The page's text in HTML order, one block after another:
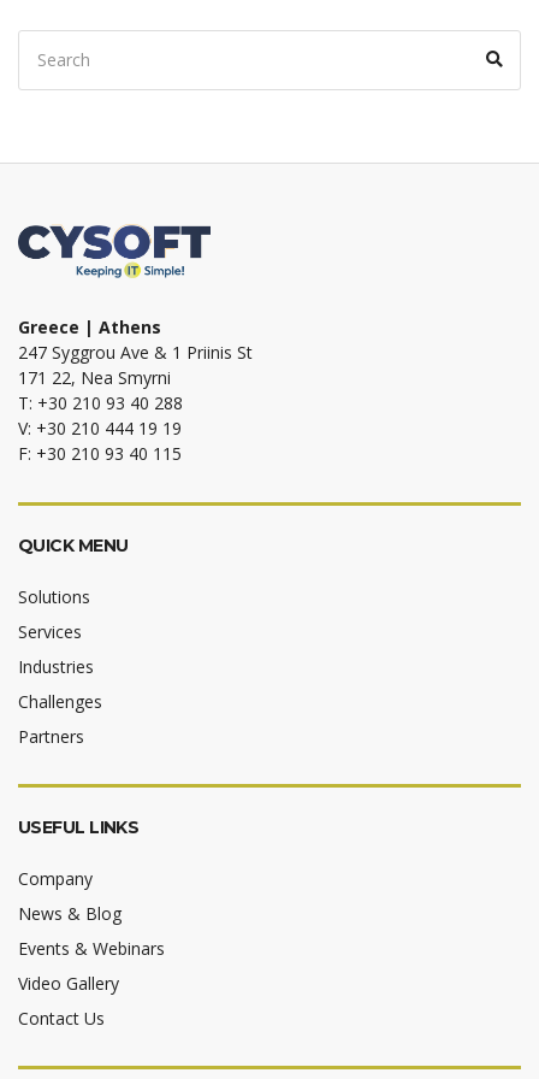
Search
for:
Greece | Athens
247 Syggrou Ave & 1 Priinis St
171 22, Nea Smyrni
T: +30 210 93 40 288
V: +30 210 444 19 19
F: +30 210 93 40 115
QUICK MENU
Solutions
Services
Industries
Challenges
Partners
USEFUL LINKS
Company
News & Blog
Events & Webinars
Video Gallery
Contact Us